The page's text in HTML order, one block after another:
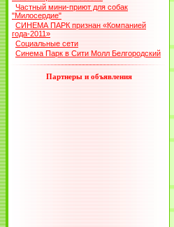
Частный мини-приют для собак
"Милосердие"
СИНЕМА ПАРК признан «Компанией
года-2011»
Социальные сети
Синема Парк в Сити Молл Белгородский
Партнеры и объявления